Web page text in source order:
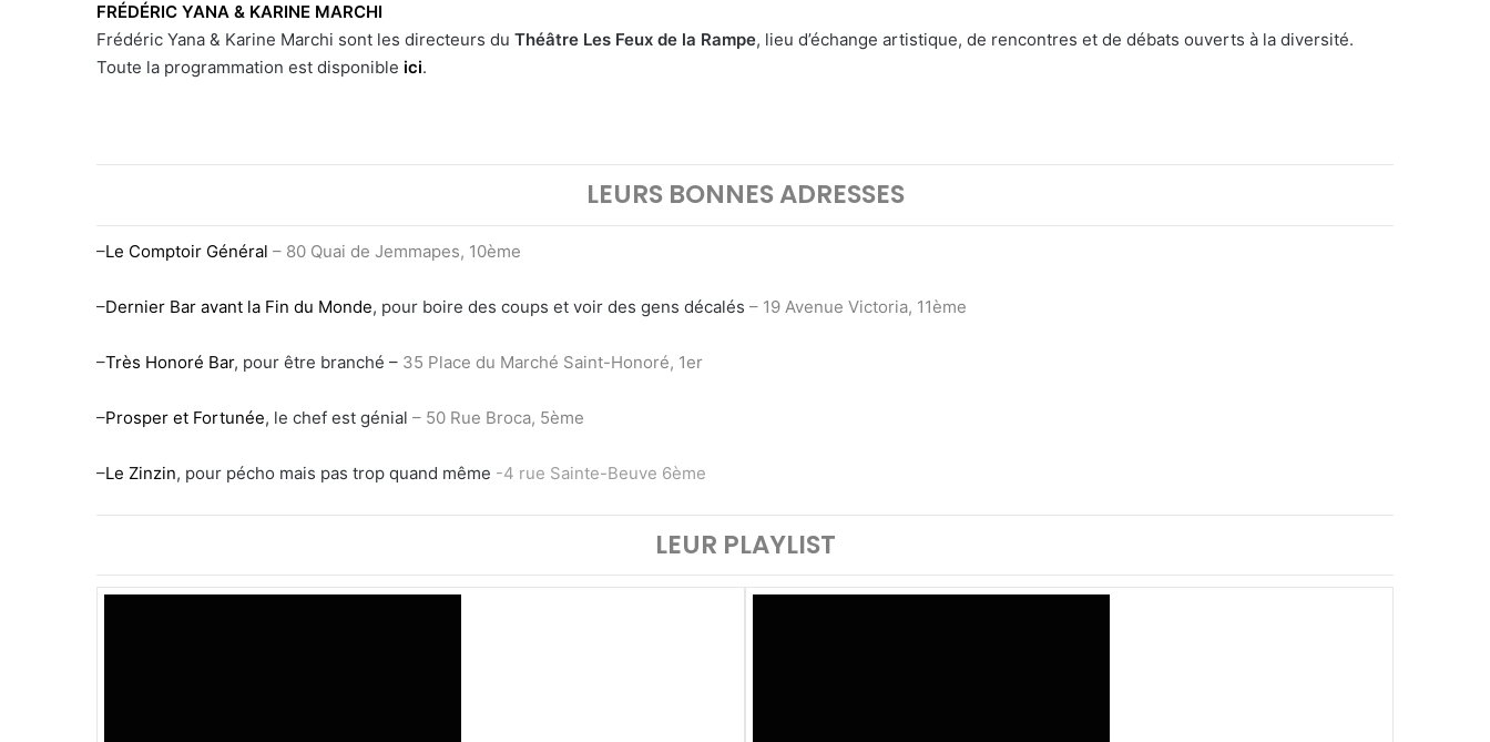
FRÉDÉRIC YANA & KARINE MARCHI
Frédéric Yana & Karine Marchi sont les directeurs du Théâtre Les Feux de la Rampe, lieu d’échange artistique, de rencontres et de débats ouverts à la diversité.
Toute la programmation est disponible ici.
LEURS BONNES ADRESSES
–Le Comptoir Général – 80 Quai de Jemmapes, 10ème
–Dernier Bar avant la Fin du Monde, pour boire des coups et voir des gens décalés – 19 Avenue Victoria, 11ème
–Très Honoré Bar, pour être branché – 35 Place du Marché Saint-Honoré, 1er
–Prosper et Fortunée, le chef est génial – 50 Rue Broca, 5ème
–Le Zinzin, pour pécho mais pas trop quand même -4 rue Sainte-Beuve 6ème
LEUR PLAYLIST